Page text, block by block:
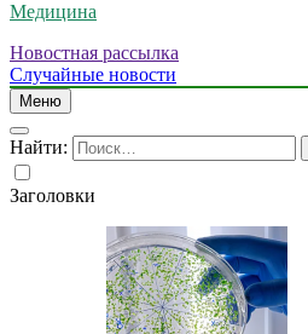
Медицина
Новостная рассылка
Случайные новости
Меню
Найти:
Заголовки